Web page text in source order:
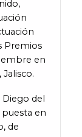
Premios
en
Diego del
en
de